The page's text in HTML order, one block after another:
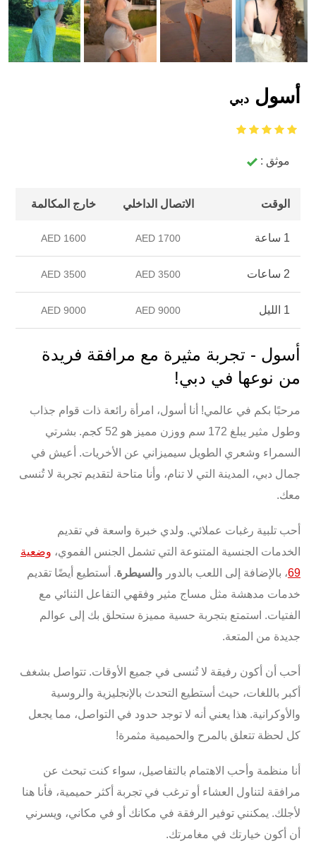
أسول - تجربة مثيرة مع مرافقة فريدة
من نوعها في دبي!
مرحبًا بكم في عالمي! أنا أسول، امرأة رائعة ذات قوام جذاب
وطول مثير يبلغ 172 سم ووزن مميز هو 52 كجم
. بشرتي
السمراء وشعري الطويل سيميزاني عن الأخريات. أعيش في
جمال دبي، المدينة التي لا تنام، وأنا متاحة لتقديم تجربة لا تُنسى
معك.
أحب تلبية رغبات عملائي. ولدي خبرة واسعة في تقديم
الخدمات الجنسية المتنوعة التي تشمل الجنس الفموي، وضعية
69، بالإضافة إلى اللعب بالدور و السيطرة. أستطيع أيضًا تقديم
خدمات مدهشة مثل مساج مثير وفقهي التفاعل الثنائي مع
الفتيات. استمتع بتجربة حسية مميزة ستحلق بك إلى عوالم
جديدة من المتعة.
أحب أن أكون رفيقة لا تُنسى في جميع الأوقات. تتواصل بشغف
أكبر باللغات، حيث أستطيع التحدث بالإنجليزية والروسية
والأوكرانية. هذا يعني أنه لا توجد حدود في التواصل، مما يجعل
كل لحظة تتعلق بالمرح والحميمية مثمرة!
أنا منظمة وأحب الاهتمام بالتفاصيل، سواء كنت تبحث عن
مرافقة لتناول العشاء أو ترغب في تجربة أكثر حميمية، فأنا هنا
لأجلك. يمكنني توفير الرفقة في مكانك أو في مكاني، ويسرني
أن أكون خيارتك في مغامرتك.
أسول دبي
موثق :
الوقت الاتصال الداخلي خارج المكالمة
1 ساعة 1700 AED
1600 AED
2 ساعات 3500 AED
3500 AED
1 الليل 9000 AED
9000 AED